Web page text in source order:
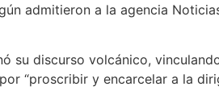
admitieron a la agencia
su discurso volcánico,
“proscribir y encarcelar a la